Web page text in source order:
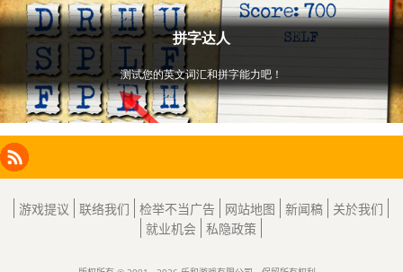
Facebook
Instagram
X
LinkedIn
RSS
游戏提议 联络我们 检举不当广告 网站地图 新闻稿
关於我们
就业机会 私隐政策